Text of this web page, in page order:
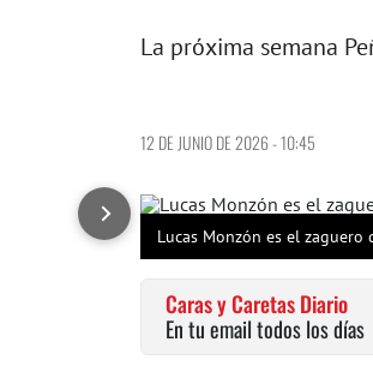
La próxima semana
12 DE JUNIO DE 2026 - 10:45
Lucas Monzón es el
Caras y Caretas Diario
En tu email todos los días